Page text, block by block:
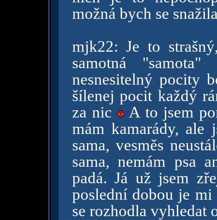
možná bych se
mjk22: Je to
samotná
nesnesitelný pocity
šílenej pocit každý
za nic
A to jsem
mám kamarády, ale
sama, vesměs
sama, nemám psa
padá. Já už jsem
poslední dobou je
se rozhodla vyhledat